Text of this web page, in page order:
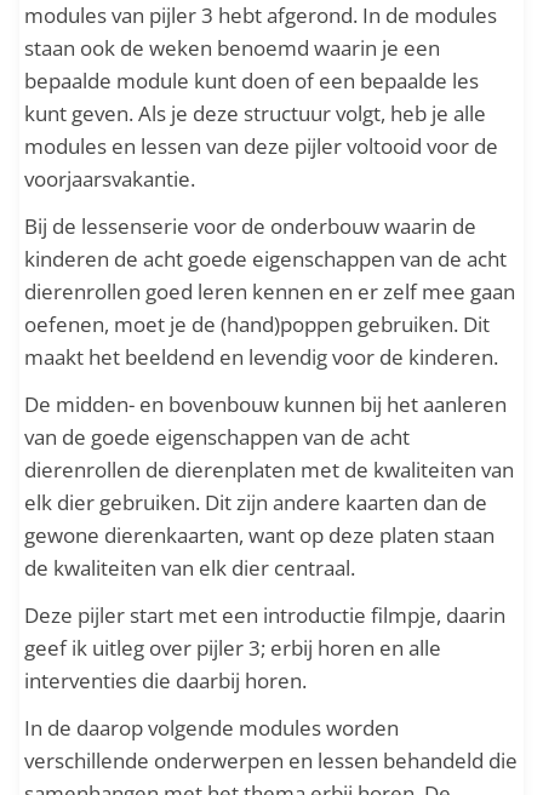
modules van pijler 3 hebt afgerond. In de modules
staan ook de weken benoemd waarin je een
bepaalde module kunt doen of een bepaalde les
kunt geven. Als je deze structuur volgt, heb je alle
modules en lessen van deze pijler voltooid voor de
voorjaarsvakantie.
Bij de lessenserie voor de onderbouw waarin de
kinderen de acht goede eigenschappen van de acht
dierenrollen goed leren kennen en er zelf mee gaan
oefenen, moet je de (hand)poppen gebruiken. Dit
maakt het beeldend en levendig voor de kinderen.
De midden- en bovenbouw kunnen bij het aanleren
van de goede eigenschappen van de acht
dierenrollen de dierenplaten met de kwaliteiten van
elk dier gebruiken. Dit zijn andere kaarten dan de
gewone dierenkaarten, want op deze platen staan
de kwaliteiten van elk dier centraal.
Deze pijler start met een introductie filmpje, daarin
geef ik uitleg over pijler 3; erbij horen en alle
interventies die daarbij horen.
In de daarop volgende modules worden
verschillende onderwerpen en lessen behandeld die